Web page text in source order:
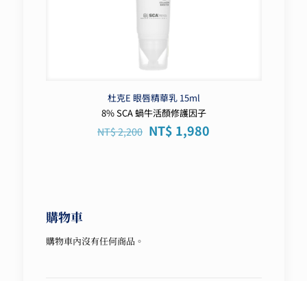
杜克E 眼唇精華乳 15ml
8% SCA 蝸牛活顏修護因子
NT$2,200 原
NT$ 1,980
購物車
購物車內沒有任何商品。